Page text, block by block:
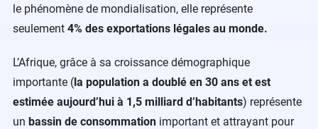
le phénomène de mondialisation, elle représente
seulement 4% des exportations légales au monde.
L’Afrique, grâce à sa croissance démographique
importante (la population a doublé en 30 ans et est
estimée aujourd’hui à 1,5 milliard d’habitants) représente
un bassin de consommation important et attrayant pour